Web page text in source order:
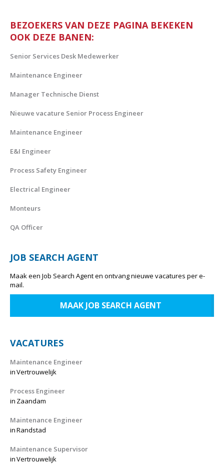
BEZOEKERS VAN DEZE PAGINA BEKEKEN
OOK DEZE BANEN:
Senior Services Desk Medewerker
Maintenance Engineer
Manager Technische Dienst
Nieuwe vacature Senior Process Engineer
Maintenance Engineer
E&I Engineer
Process Safety Engineer
Electrical Engineer
Monteurs
QA Officer
JOB SEARCH AGENT
Maak een Job Search Agent en ontvang nieuwe vacatures per e-
mail.
MAAK JOB SEARCH AGENT
VACATURES
Maintenance Engineer
inVertrouwelijk
Process Engineer
in Zaandam
Maintenance Engineer
inRandstad
Maintenance Supervisor
inVertrouwelijk